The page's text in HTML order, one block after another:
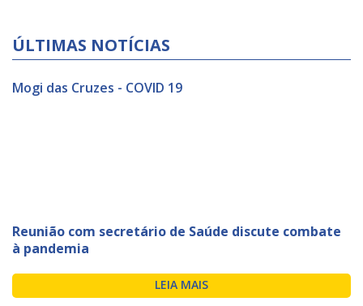
ÚLTIMAS NOTÍCIAS
Mogi das Cruzes - COVID 19
Reunião com secretário de Saúde discute combate
à pandemia
LEIA MAIS